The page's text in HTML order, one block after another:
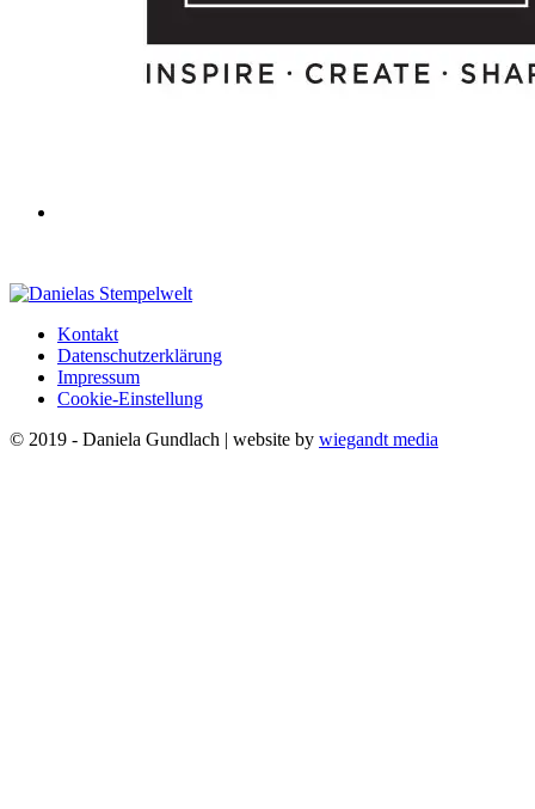
Kontakt
Datenschutzerklärung
Impressum
Cookie-Einstellung
© 2019 - Daniela Gundlach | website by wiegandt media